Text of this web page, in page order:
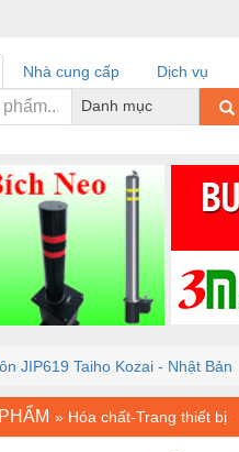
Nhà cung cấp
Dịch vụ
Danh mục
JIP619 Taiho Kozai - Nhật Bản
» Hóa chất-Trang thiết bị